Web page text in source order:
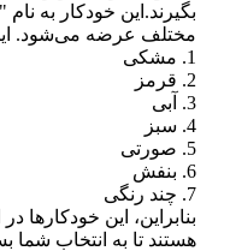
مختلف عرضه می‌شود. این
1. مشکی
2. قرمز
3. آبی
4. سبز
5. صورتی
6. بنفش
7. چند رنگی
بنابراین، این
هستند تا به انتخاب شما